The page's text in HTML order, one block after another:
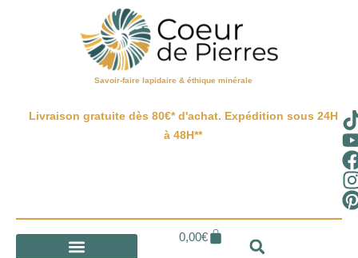
Savoir-faire lapidaire & éthique minérale
Livraison gratuite dès 80€* d'achat. Expédition sous 24H
à 48H**
0,00€